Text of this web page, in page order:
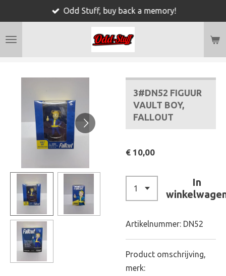
naar
Odd Stuff, buy back a memory!
3#DN52 FIGUUR
VAULT BOY,
FALLOUT
€ 10,00
In
Artikelnummer: DN52
Product omschrijving,
merk: